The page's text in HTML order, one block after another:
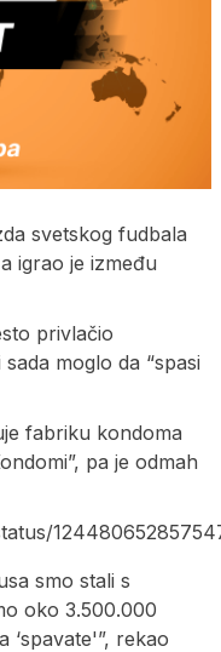
svetskog fudbala
igrao je između
privlačio
moglo da “spasi
fabriku kondoma
pa je odmah
smo stali s
oko 3.500.000
‘spavate'”, rekao